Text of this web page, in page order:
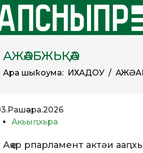
АЖӘАБЖЬҚӘА
Ара шәыҟоума: ИХАДОУ
Акьыԥхьра
Аҿар рпарламент актәи